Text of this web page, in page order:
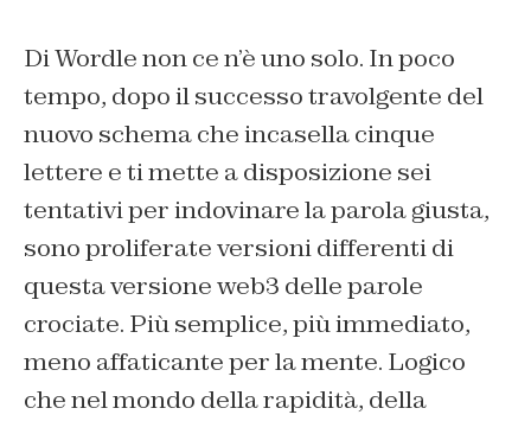
Di Wordle non ce n’è uno solo. In poco
tempo, dopo il successo travolgente del
nuovo schema che incasella cinque
lettere e ti mette a disposizione sei
tentativi per indovinare la parola giusta,
sono proliferate versioni differenti di
questa versione web3 delle parole
crociate. Più semplice, più immediato,
meno affaticante per la mente. Logico
che nel mondo della rapidità, della